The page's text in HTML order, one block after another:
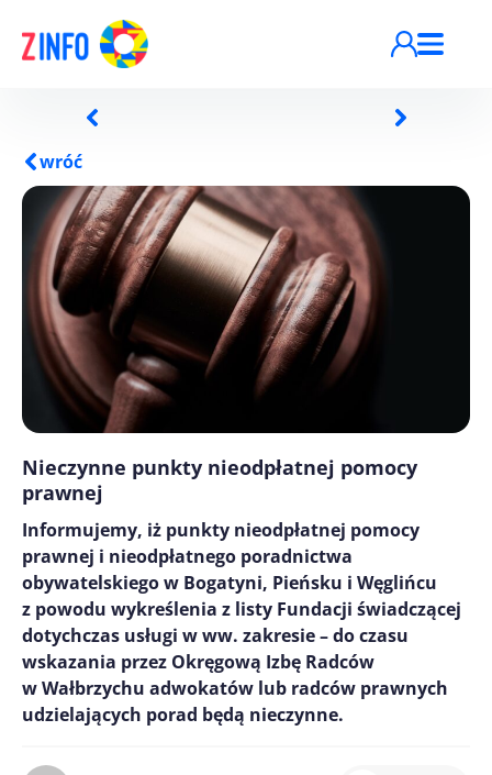
wróć
Nieczynne punkty nieodpłatnej pomocy
prawnej
Informujemy, iż punkty nieodpłatnej pomocy
prawnej i nieodpłatnego poradnictwa
obywatelskiego w Bogatyni, Pieńsku i Węglińcu
z powodu wykreślenia z listy Fundacji świadczącej
dotychczas usługi w ww. zakresie – do czasu
wskazania przez Okręgową Izbę Radców
w Wałbrzychu adwokatów lub radców prawnych
udzielających porad będą nieczynne.